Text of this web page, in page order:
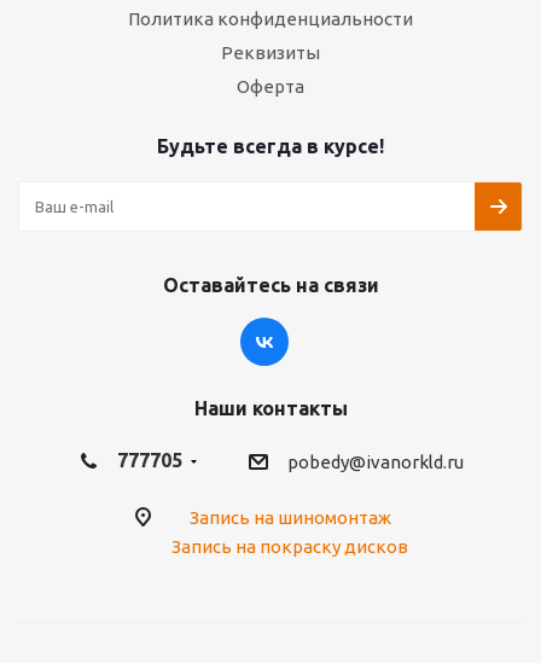
Политика конфиденциальности
Реквизиты
Оферта
Будьте всегда в курсе!
Оставайтесь на связи
Наши контакты
777705 pobedy@ivanorkld.ru
Запись на шиномонтаж
Запись на покраску дисков